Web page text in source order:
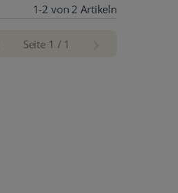
1-2 von 2 Artikeln
Seite 1 / 1